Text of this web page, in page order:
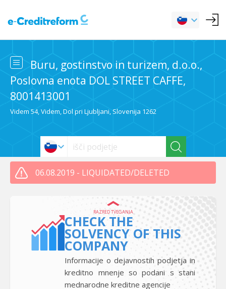
Buru, gostinstvo in turizem, d.o.o.,
Poslovna enota DOL STREET CAFFE,
8001413001
Videm 54, Videm, Dol pri Ljubljani, Slovenija 1262
06.08.2019 - LIQUIDATED/DELETED
RAZRED TVEGANJA
CHECK THE
SOLVENCY OF THIS
COMPANY
Informacije o dejavnostih podjetja in
kreditno mnenje so podani s stani
mednarodne kreditne agencije